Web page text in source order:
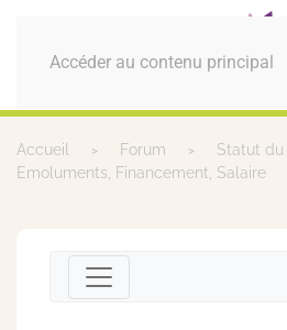
Accéder au contenu principal
MENU
Accueil Forum
Statut du
Emoluments, Financement, Salaire